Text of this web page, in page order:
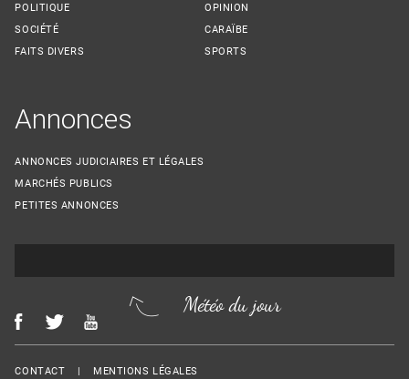
POLITIQUE
SOCIÉTÉ
FAITS DIVERS
OPINION
CARAÏBE
SPORTS
Annonces
ANNONCES JUDICIAIRES ET LÉGALES
MARCHÉS PUBLICS
PETITES ANNONCES
Météo du jour
Menu Footer
CONTACT MENTIONS LÉGALES